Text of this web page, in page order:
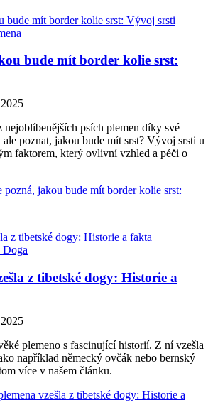
bude mít border kolie srst:
nejoblíbenějších psích plemen díky své
poznat, jakou bude mít srst? Vývoj srsti u
faktorem, který ovlivní vzhled a péči o
pozná, jakou bude mít border kolie srst:
Doga
z tibetské dogy: Historie a
plemeno s fascinující historií. Z ní vzešla
například německý ovčák nebo bernský
více v našem článku.
vzešla z tibetské dogy: Historie a